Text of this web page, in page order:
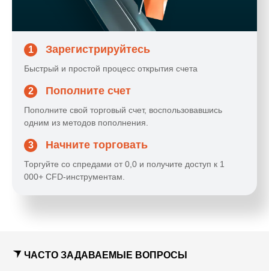
1 Зарегистрируйтесь
Быстрый и простой процесс открытия счета
2 Пополните счет
Пополните свой торговый счет, воспользовавшись
одним из методов пополнения.
3 Начните торговать
Торгуйте со спредами от 0,0 и получите доступ к 1
000+ CFD-инструментам.
ЧАСТО ЗАДАВАЕМЫЕ ВОПРОСЫ